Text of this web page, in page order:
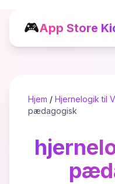
🎮App Store
Hjem / Hjernelogik til
pædagogisk